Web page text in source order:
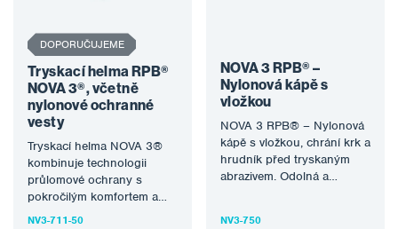
DOPORUČUJEME
Tryskací helma RPB®
NOVA 3®, včetně
nylonové ochranné
vesty
Tryskací helma NOVA 3®
kombinuje technologii
průlomové ochrany s
pokročilým komfortem a
funkčností, která překonává
NV3-711-50
NOVA 3 RPB® –
Nylonová kápě s
vložkou
NOVA 3 RPB® – Nylonová
kápě s vložkou, chrání krk a
hrudník před tryskaným
abrazivem. Odolná a
NV3-750